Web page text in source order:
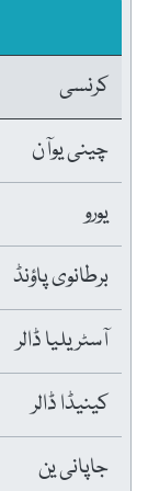
کرنسی
چینی یوآن
یورو
برطانوی پاؤنڈ
آسٹریلیا ڈالر
کینیڈا ڈالر
جاپانی ین